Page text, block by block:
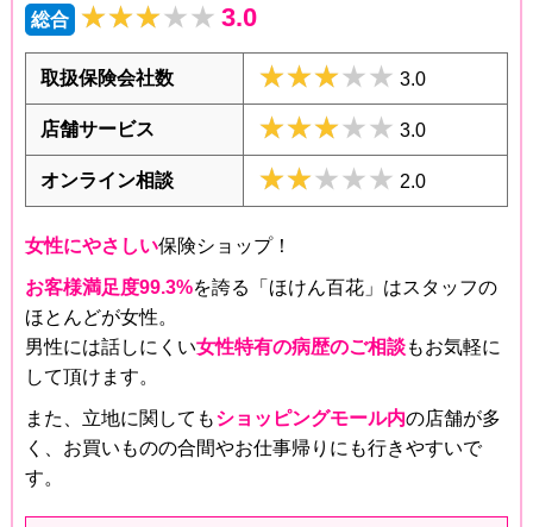
総合 ★★★★★
★★★★★ 3.0
取扱保険会社数 ★★★★★
★★★★★ 3.0
店舗サービス ★★★★★
★★★★★ 3.0
オンライン相談 ★★★★★
★★★★★ 2.0
女性にやさしい保険ショップ！
お客様満足度99.3%を誇る「ほけん百花」はスタッフの
ほとんどが女性。
男性には話しにくい女性特有の病歴のご相談もお気軽に
して頂けます。
また、立地に関してもショッピングモール内の店舗が多
く、お買いものの合間やお仕事帰りにも行きやすいで
す。